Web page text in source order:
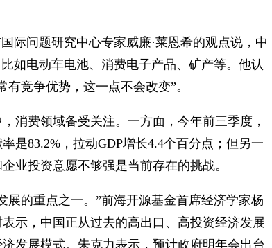
际问题研究中心专家威廉·莱恩希的观点说，中
如电动车电池、消费电子产品、矿产等。他认
竞争优势，这一点不会改变”。
消费领域备受关注。一方面，今年前三季度，
是83.2%，拉动GDP增长4.4个百分点；但另一
业投资意愿不够强是当前存在的挑战。
展的重点之一。”前海开源基金首席经济学家杨
示，中国正从过去的高出口、高投资经济发展
发展模式。朱克力表示，预计政府明年会出台